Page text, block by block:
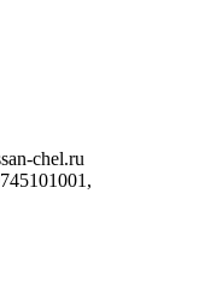
chel.ru